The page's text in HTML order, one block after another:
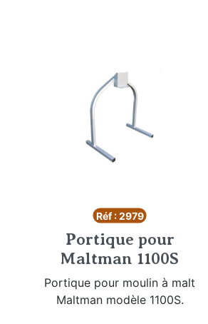
Réf : 2979
Portique pour
Maltman 1100S
Portique pour moulin à malt
Maltman modèle 1100S.